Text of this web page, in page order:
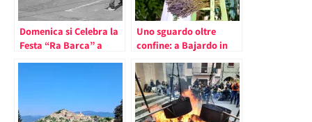
Domenica si Celebra la
Festa “Ra Barca” a
Uno sguardo oltre
confine: a Bajardo in
Festa della Lavanda